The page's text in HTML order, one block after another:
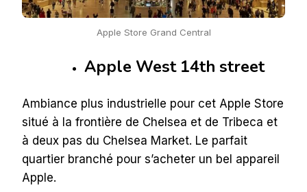
Apple Store Grand Central
Apple West 14th street
Ambiance plus industrielle pour cet Apple Store
situé à la frontière de Chelsea et de Tribeca et
à deux pas du Chelsea Market. Le parfait
quartier branché pour s’acheter un bel appareil
Apple.